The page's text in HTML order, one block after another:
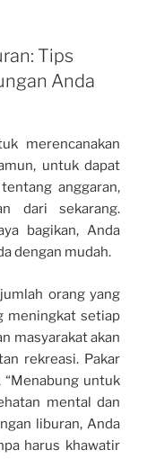
Tips
Anda
merencanakan
untuk dapat
anggaran,
dari sekarang.
bagikan, Anda
dengan mudah.
orang yang
meningkat setiap
masyarakat akan
rekreasi. Pakar
“Menabung untuk
mental dan
liburan, Anda
harus khawatir